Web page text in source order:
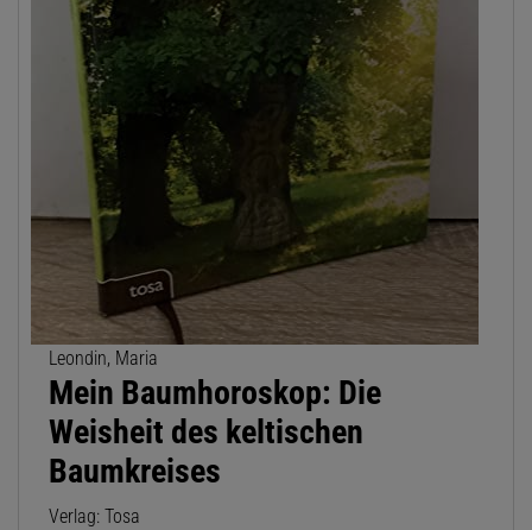
Leondin, Maria
Mein Baumhoroskop: Die
Weisheit des keltischen
Baumkreises
Verlag: Tosa